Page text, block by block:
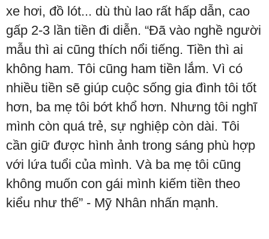
xe hơi, đồ lót... dù thù lao rất hấp dẫn, cao
gấp 2-3 lần tiền đi diễn. “Đã vào nghề người
mẫu thì ai cũng thích nổi tiếng. Tiền thì ai
không ham. Tôi cũng ham tiền lắm. Vì có
nhiều tiền sẽ giúp cuộc sống gia đình tôi tốt
hơn, ba mẹ tôi bớt khổ hơn. Nhưng tôi nghĩ
mình còn quá trẻ, sự nghiệp còn dài. Tôi
cần giữ được hình ảnh trong sáng phù hợp
với lứa tuổi của mình. Và ba mẹ tôi cũng
không muốn con gái mình kiếm tiền theo
kiểu như thế” - Mỹ Nhân nhấn mạnh.